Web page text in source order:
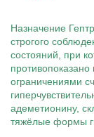
Назначение
строгого
состояний, при
ограничениями
адеметионину,
тяжёлые формы